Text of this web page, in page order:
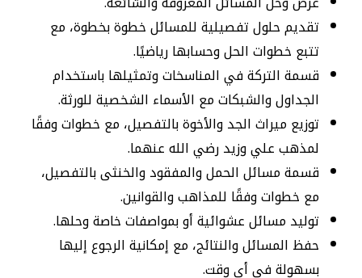
تقديم حلول تفصيلية للمسائل خطوة بخطوة، مع
تتبع خطوات الحل وحسابها رياضيًا.
قسمة التركة في المناسخات وتمثيلها باستخدام
الجداول والشبكات مع الأسماء الشخصية للورثة.
توزيع ميراث الجد والأخوة بالتفصيل، مع خطوات وفقًا
لمذهب علي وزيد رضي الله عنهما.
قسمة مسائل الحمل والمفقود والخنثى بالتفصيل،
مع خطوات وفقًا للمذاهب والقوانين.
توليد مسائل عشوائية أو بمواصفات خاصة وحلها.
حفظ المسائل والنتائج، مع إمكانية الرجوع إليها
بسهولة في أي وقت.